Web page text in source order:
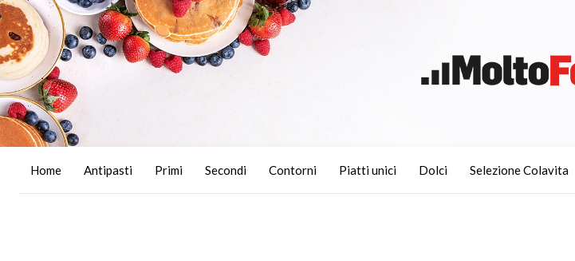
Home Antipasti Primi Secondi Contorni Piatti unici Dolci Selezione Colavita